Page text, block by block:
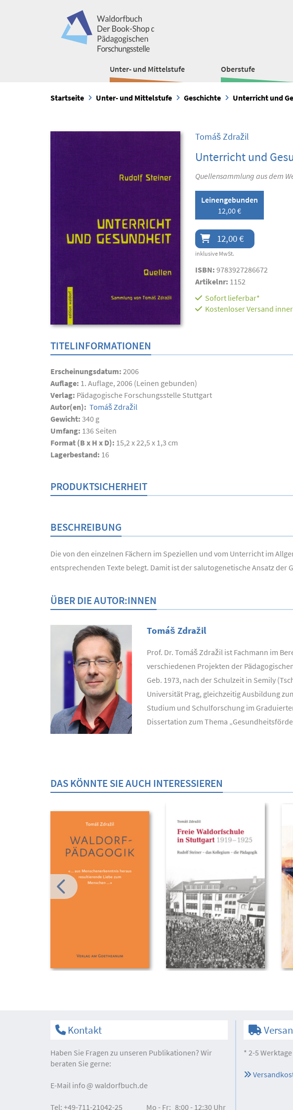
Unter- und Mittelstufe Oberstufe
Startseite Unter- und Mittelstufe Geschichte Unterricht und
Tomáš Zdražil
Unterricht und
Quellensammlung aus dem
Leinengebunden
12,00 €
12,00 €
inklusive MwSt.
ISBN: 9783927286672
Artikelnr: 1152
Sofort lieferbar*
Kostenloser Versand
TITELINFORMATIONEN
Erscheinungsdatum: 2006
Auflage: 1. Auflage, 2006 (Leinen gebunden)
Verlag: Pädagogische Forschungsstelle Stuttgart
Autor(en): Tomáš Zdražil
Gewicht: 340 g
Umfang: 136 Seiten
Format (B x H x D): 15,2 x 22,5 x 1,3 cm
Lagerbestand: 16
PRODUKTSICHERHEIT
BESCHREIBUNG
Die von den einzelnen Fächern im Speziellen und vom Unterricht im
entsprechenden Texte belegt. Damit ist der salutogenetische Ansatz
ÜBER DIE AUTOR:INNEN
Tomáš Zdražil
Prof. Dr. Tomáš Zdražil ist Fachmann im
verschiedenen Projekten der
Geb. 1973, nach der Schulzeit in Semily
Universität Prag, gleichzeitig Ausbildung
Studium und Schulforschung im
Dissertation zum Thema
DAS KÖNNTE SIE AUCH INTERESSIEREN
Kontakt
Haben Sie Fragen zu unseren Publikationen? Wir
beraten Sie gerne:
E-Mail info waldorfbuch.de
Tel: +49-711-21042-25 Mo - Fr: 8:00 - 12:30 Uhr
* 2-5